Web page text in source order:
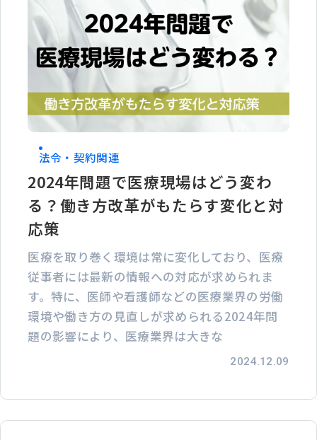
法令・契約関連
2024年問題で医療現場はどう変わ
る？働き方改革がもたらす変化と対
応策
医療を取り巻く環境は常に変化しており、医療
従事者には最新の情報への対応が求められま
す。特に、医師や看護師などの医療業界の労働
環境や働き方の見直しが求められる2024年問
題の影響により、医療業界は大きな
2024.12.09